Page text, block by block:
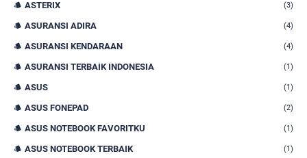
ASTERIX (3)
ASURANSI ADIRA (4)
ASURANSI KENDARAAN (4)
ASURANSI TERBAIK INDONESIA (1)
ASUS (1)
ASUS FONEPAD (2)
ASUS NOTEBOOK FAVORITKU (1)
ASUS NOTEBOOK TERBAIK (1)